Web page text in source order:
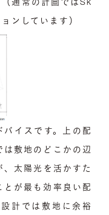
通常の計画ではSk
ンしています）
イスです。上の配
敷地のどこかの辺
太陽光を活かすた
とが最も効率良い配
計では敷地に余裕